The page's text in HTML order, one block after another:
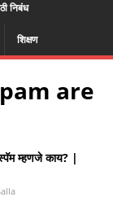
निबंध
शिक्षण
are
म्हणजे काय? |